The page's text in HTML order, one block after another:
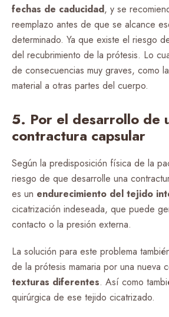
fechas de caducidad, y se
reemplazo antes de que se alcance
determinado. Ya que existe el riesgo
del recubrimiento de la prótesis. Lo
de consecuencias muy graves, como
material a otras partes del cuerpo.
5. Por el desarrollo de
contractura capsular
Según la predisposición física de la
riesgo de que desarrolle una
es un endurecimiento del tejido
cicatrización indeseada, que puede
contacto o la presión externa.
La solución para este problema
de la prótesis mamaria por una nueva
texturas diferentes. Así como
quirúrgica de ese tejido cicatrizado.